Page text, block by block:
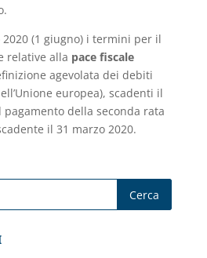
(1 giugno) i termini per il
relative alla pace fiscale
agevolata dei debiti
europea), scadenti il
della seconda rata
il 31 marzo 2020.